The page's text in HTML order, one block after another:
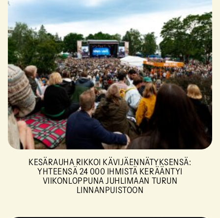
KESÄRAUHA RIKKOI KÄVIJÄENNÄTYKSENSÄ:
YHTEENSÄ 24 000 IHMISTÄ KERÄÄNTYI
VIIKONLOPPUNA JUHLIMAAN TURUN
LINNANPUISTOON